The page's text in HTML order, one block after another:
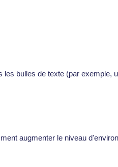
bulles de texte (par exemple,
augmenter le niveau